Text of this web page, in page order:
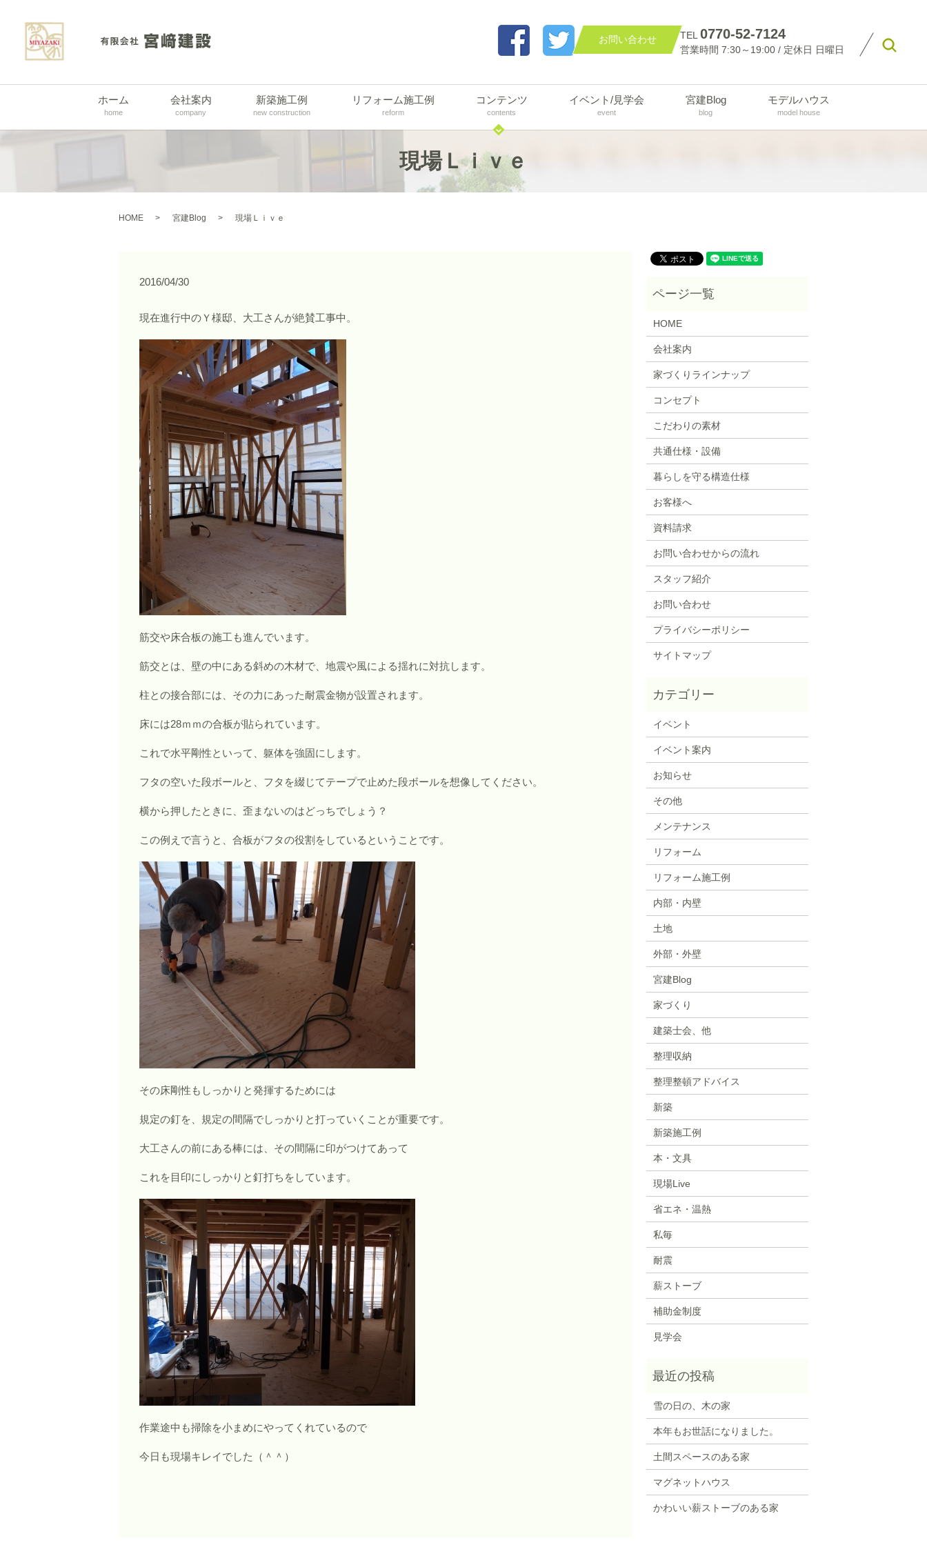
お問い合わせ TEL 0770-52-7124
営業時間 7:30～19:00 / 定休日 日曜日
ホーム
home
会社案内
company
新築施工例
new construction
リフォーム施工例
reform
コンテンツ
contents
イベント/見学会
event
宮建Blog
blog
モデルハウス
model house
現場Ｌｉｖｅ
HOME 宮建Blog 現場Ｌｉｖｅ
2016/04/30
現在進行中のＹ様邸、大工さんが絶賛工事中。
筋交や床合板の施工も進んでいます。
筋交とは、壁の中にある斜めの木材で、地震や風による揺れに対抗します。
柱との接合部には、その力にあった耐震金物が設置されます。
床には28ｍｍの合板が貼られています。
これで水平剛性といって、躯体を強固にします。
フタの空いた段ボールと、フタを綴じてテープで止めた段ボールを想像してください。
横から押したときに、歪まないのはどっちでしょう？
この例えで言うと、合板がフタの役割をしているということです。
その床剛性もしっかりと発揮するためには
規定の釘を、規定の間隔でしっかりと打っていくことが重要です。
大工さんの前にある棒には、その間隔に印がつけてあって
これを目印にしっかりと釘打ちをしています。
作業途中も掃除を小まめにやってくれているので
今日も現場キレイでした（＾＾）
HOME
会社案内
家づくりラインナップ
コンセプト
こだわりの素材
共通仕様・設備
暮らしを守る構造仕様
お客様へ
資料請求
お問い合わせからの流れ
スタッフ紹介
お問い合わせ
プライバシーポリシー
サイトマップ
イベント
イベント案内
お知らせ
その他
メンテナンス
リフォーム
リフォーム施工例
内部・内壁
土地
外部・外壁
宮建Blog
家づくり
建築士会、他
整理収納
整理整頓アドバイス
新築
新築施工例
本・文具
現場Live
省エネ・温熱
私毎
耐震
薪ストーブ
補助金制度
見学会
雪の日の、木の家
本年もお世話になりました。
土間スペースのある家
マグネットハウス
かわいい薪ストーブのある家